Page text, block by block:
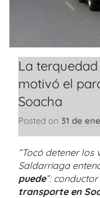
La
motivó el
Soacha
Posted on 31 de
“Tocó detener
Saldarriaga
puede”:
transporte en